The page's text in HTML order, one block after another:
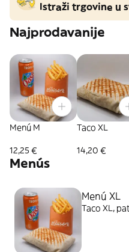
Istraži trgovine u
Najprodavanije
Menú M
12,25 €
Taco XL
14,20 €
Menús
Menú XL
Taco XL,